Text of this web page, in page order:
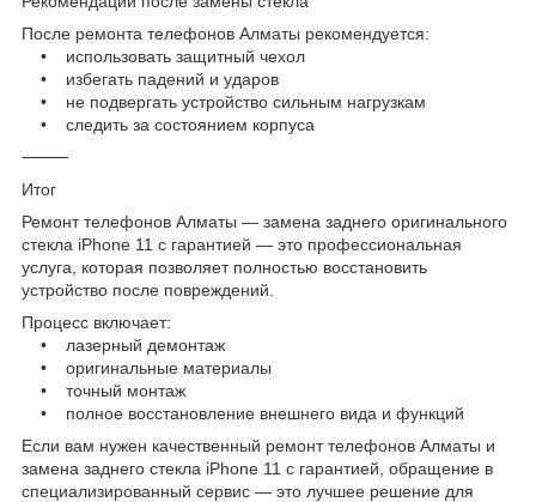
После ремонта телефонов Алматы рекомендуется:
• использовать защитный чехол
• избегать падений и ударов
• не подвергать устройство сильным нагрузкам
• следить за состоянием корпуса
⸻
Итог
Ремонт телефонов Алматы — замена заднего оригинального
стекла iPhone 11 с гарантией — это профессиональная
услуга, которая позволяет полностью восстановить
устройство после повреждений.
Процесс включает:
• лазерный демонтаж
• оригинальные материалы
• точный монтаж
• полное восстановление внешнего вида и функций
Если вам нужен качественный ремонт телефонов Алматы и
замена заднего стекла iPhone 11 с гарантией, обращение в
специализированный сервис — это лучшее решение для